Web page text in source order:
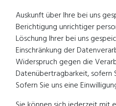
Auskunft über Ihre bei uns
Berichtigung unrichtiger
Löschung Ihrer bei uns
Einschränkung der
Widerspruch gegen die
Datenübertragbarkeit, sofern
Sofern Sie uns eine